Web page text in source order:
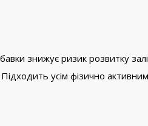
знижує ризик розвитку
усім фізично